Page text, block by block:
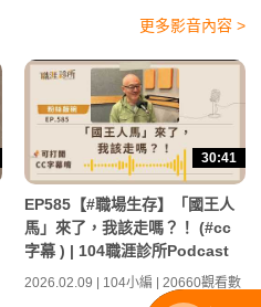
更多影音內容 >
30:41
EP585【#職場生存】「國王人
馬」來了，我該走嗎？！ (#cc
字幕 ) | 104職涯診所Podcast
2026.02.09 | 104小編 | 20660觀看數